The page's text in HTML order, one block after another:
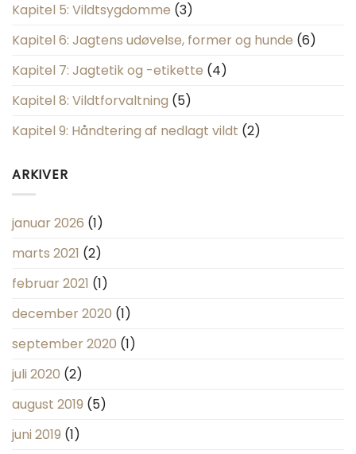
Kapitel 5: Vildtsygdomme (3)
Kapitel 6: Jagtens udøvelse, former og hunde (6)
Kapitel 7: Jagtetik og -etikette (4)
Kapitel 8: Vildtforvaltning (5)
Kapitel 9: Håndtering af nedlagt vildt (2)
ARKIVER
januar 2026 (1)
marts 2021 (2)
februar 2021 (1)
december 2020 (1)
september 2020 (1)
juli 2020 (2)
august 2019 (5)
juni 2019 (1)